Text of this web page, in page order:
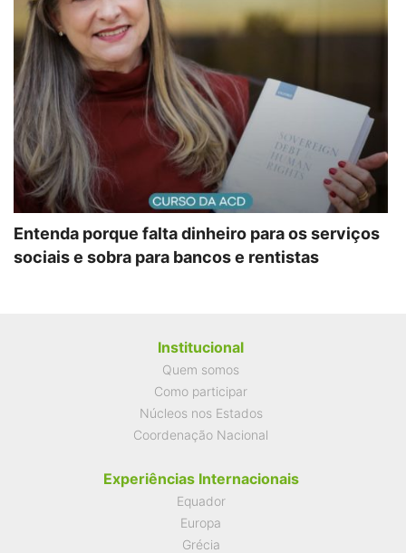
Entenda porque falta dinheiro para os serviços
sociais e sobra para bancos e rentistas
Institucional
Quem somos
Como participar
Núcleos nos Estados
Coordenação Nacional
Experiências Internacionais
Equador
Europa
Grécia